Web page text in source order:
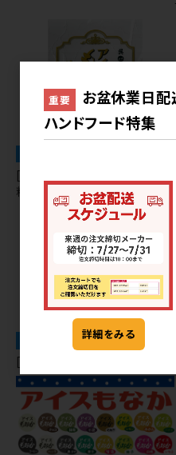
[28] リッチなアイスもなかきな
粉味
[28] 餡入りアイスもなか抹茶
重要
お盆休業日配
ハンドフード特集
詳細をみる